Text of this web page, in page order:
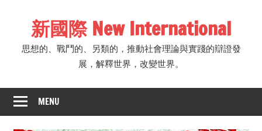
新國際 New International
思想的、戰鬥的、另類的，推動社會理論與實踐的辯證發
展，解釋世界，改變世界。
MENU